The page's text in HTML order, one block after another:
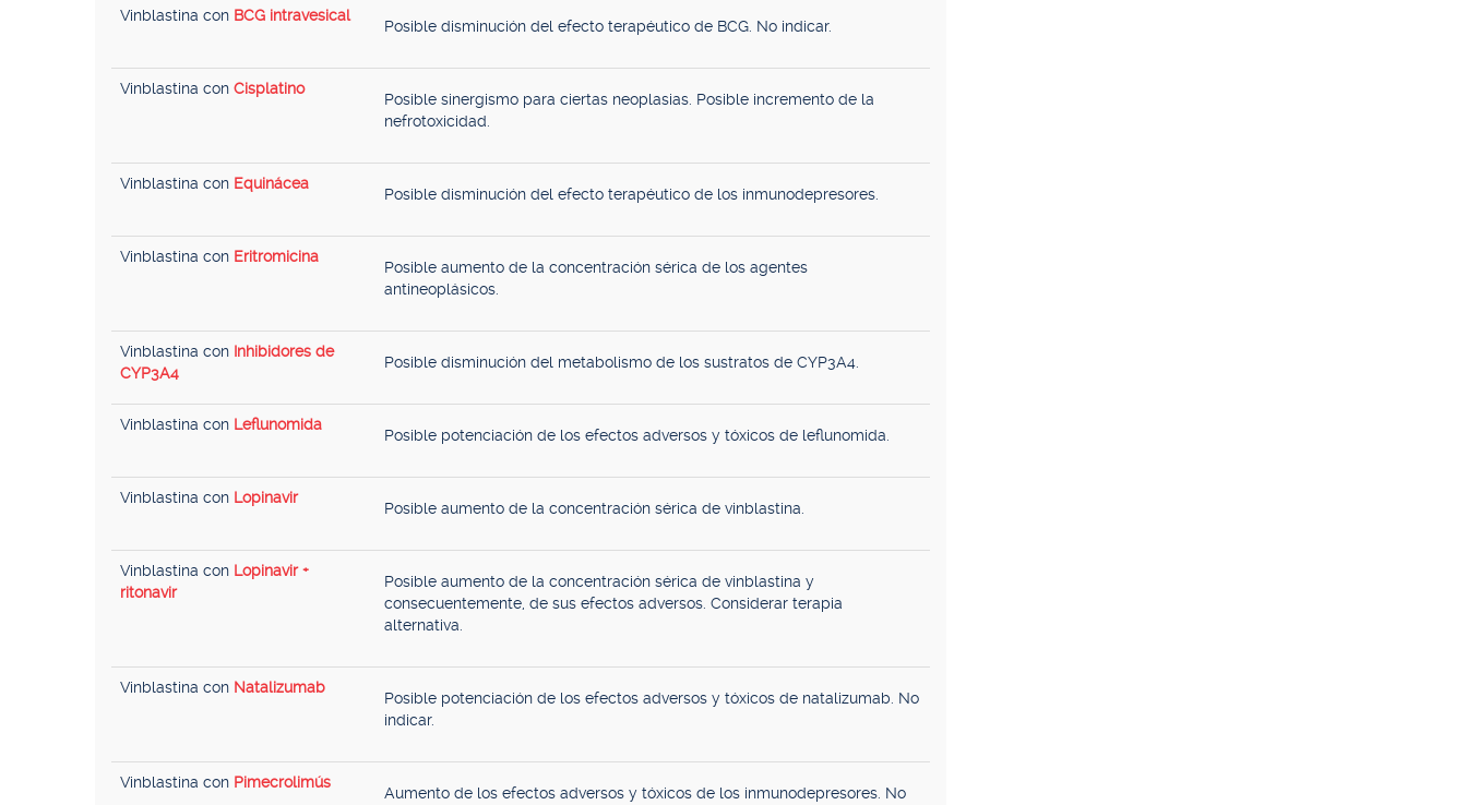
Vinblastina con BCG intravesical
Posible disminución del efecto terapéutico de BCG. No indicar.
Vinblastina con Cisplatino
Posible sinergismo para ciertas neoplasias. Posible incremento de la
nefrotoxicidad.
Vinblastina con Equinácea
Posible disminución del efecto terapéutico de los inmunodepresores.
Vinblastina con Eritromicina
Posible aumento de la concentración sérica de los agentes
antineoplásicos.
Vinblastina con Inhibidores de
CYP3A4
Posible disminución del metabolismo de los sustratos de CYP3A4.
Vinblastina con Leflunomida
Posible potenciación de los efectos adversos y tóxicos de leflunomida.
Vinblastina con Lopinavir
Posible aumento de la concentración sérica de vinblastina.
Vinblastina con Lopinavir +
ritonavir
Posible aumento de la concentración sérica de vinblastina y
consecuentemente, de sus efectos adversos. Considerar terapia
alternativa.
Vinblastina con Natalizumab
Posible potenciación de los efectos adversos y tóxicos de natalizumab. No
indicar.
Vinblastina con Pimecrolimús
Aumento de los efectos adversos y tóxicos de los inmunodepresores. No